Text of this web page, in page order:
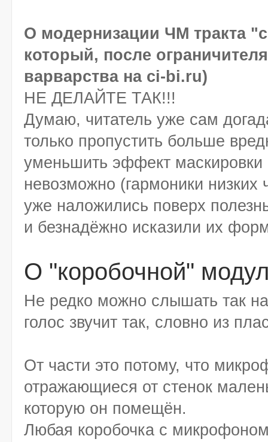
О модернизации ЧМ тракта
который, после
варварства на ci-bi.ru)
НЕ ДЕЛАЙТЕ ТАК!!!
Думаю, читатель уже сам
только пропустить больше
уменьшить эффект
невозможно (гармоники низких
уже наложились поверх
и безнадёжно исказили их
О "коробочной"
Не редко можно слышать так
голос звучит так, словно из
От части это потому, что
отражающиеся от стенок
которую он помещён.
Любая коробочка с